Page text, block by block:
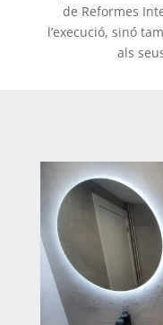
de Reformes
l’execució, sinó
als